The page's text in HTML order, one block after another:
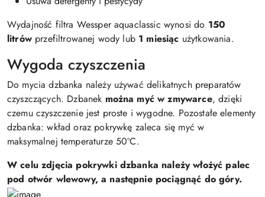
Wydajność filtra Wessper aquaclassic wynosi do 150
litrówprzefiltrowanej wody lub 1 miesiąc użytkowania.
Wygoda czyszczenia
Do mycia dzbanka należy używać delikatnych preparatów
czyszczących. Dzbanek można myć w zmywarce, dzięki
czemu czyszczenie jest proste i wygodne. Pozostałe elementy
dzbanka: wkład oraz pokrywkę zaleca się myć w
maksymalnej temperaturze 50ºC.
W celu zdjęcia pokrywki dzbanka należy włożyć palec
pod otwór wlewowy, a następnie pociągnąć do góry.